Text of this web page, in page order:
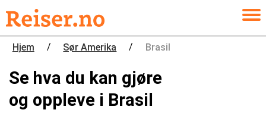
Hjem / Sør Amerika / Brasil
Se hva du kan gjøre
og oppleve i Brasil